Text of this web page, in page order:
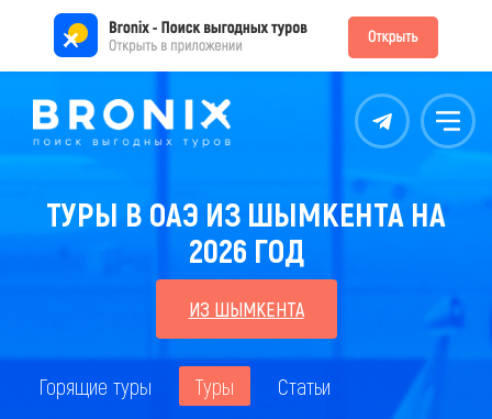
Контакты Меню
ТУРЫ В ОАЭ ИЗ ШЫМКЕНТА НА
2026 ГОД
ИЗ ШЫМКЕНТА
Горящие туры Туры Статьи